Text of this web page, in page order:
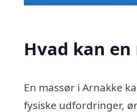
Hvad kan
En massør i Arnakke
fysiske udfordringer,